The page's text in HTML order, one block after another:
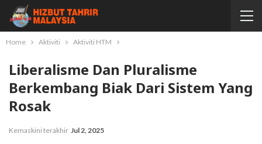
Home Aktiviti Aktiviti HTM
Liberalisme Dan Pluralisme
Berkembang Biak Dari Sistem Yang
Rosak
Kemaskini terakhir Jul 2, 2025